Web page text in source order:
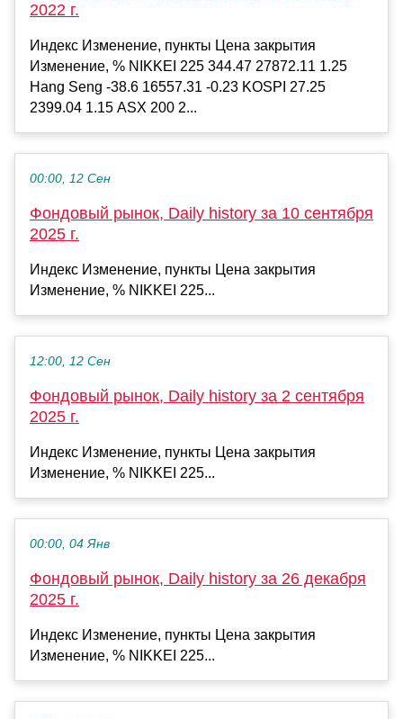
2022 г.
Индекс Изменение, пункты Цена закрытия
Изменение, % NIKKEI 225 344.47 27872.11 1.25
Hang Seng -38.6 16557.31 -0.23 KOSPI 27.25
2399.04 1.15 ASX 200 2...
00:00, 12 Сен
Фондовый рынок, Daily history за 10 сентября
2025 г.
Индекс Изменение, пункты Цена закрытия
Изменение, % NIKKEI 225...
12:00, 12 Сен
Фондовый рынок, Daily history за 2 сентября
2025 г.
Индекс Изменение, пункты Цена закрытия
Изменение, % NIKKEI 225...
00:00, 04 Янв
Фондовый рынок, Daily history за 26 декабря
2025 г.
Индекс Изменение, пункты Цена закрытия
Изменение, % NIKKEI 225...